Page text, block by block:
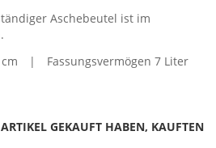
Aschebeutel ist im
cm | Fassungsvermögen 7 Liter
GEKAUFT HABEN, KAUFTEN